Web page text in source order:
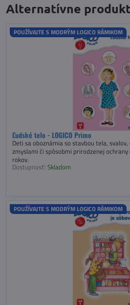
Alternatívne
Ľudské telo - LOGICO Primo
POUŽÍVAJTE S MODRÝM LOGICO RÁMIKOM
Deti sa oboznámia so stavbou tela,
zmyslami či spôsobmi prirodzenej
rokov.
Dostupnosť: Skladom
POUŽÍVAJTE S MODRÝM LOGICO RÁMIKOM